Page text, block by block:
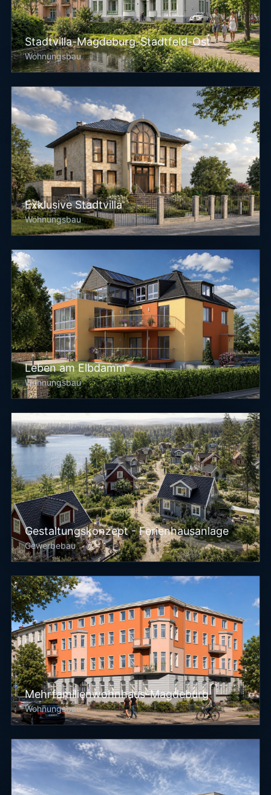
Stadtvilla-Magdeburg-Stadtfeld-Ost
Wohnungsbau
Exklusive Stadtvilla
Wohnungsbau
Leben am Elbdamm
Wohnungsbau
Gestaltungskonzept - Ferienhausanlage
Gewerbebau
Mehrfamilienwohnhaus-Magdeburg
Wohnungsbau